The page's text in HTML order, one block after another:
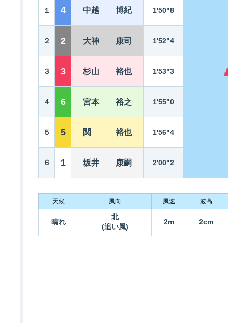
今節出場選手のマル得情報
１ 4 中越 博紀 1'50"8
２ 2 大神 康司 1'52"4
３ 3 杉山 裕也 1'53"3
４ 6 宮本 裕之 1'55"0
５ 5 関 裕也 1'56"4
６ 1 坂井 康嗣 2'00"2
天候 風向 風速 波高
晴れ
北
(追い風)
2m 2cm